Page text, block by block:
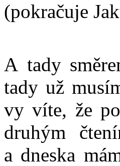
(pokračuje
A tady
tady už
vy víte, že
druhým
a dneska